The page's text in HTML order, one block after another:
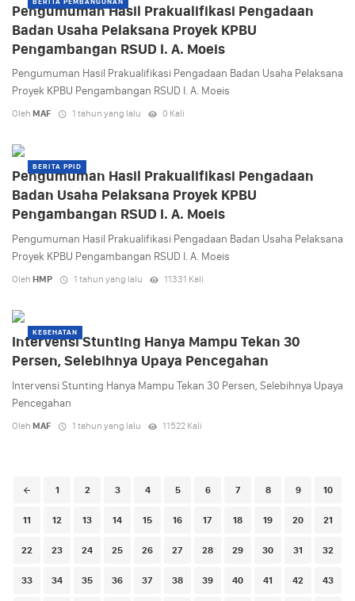
Pengumuman Hasil Prakualifikasi Pengadaan
Badan Usaha Pelaksana Proyek KPBU
Pengambangan RSUD I. A. Moeis
Pengumuman Hasil Prakualifikasi Pengadaan Badan Usaha Pelaksana
Proyek KPBU Pengambangan RSUD I. A. Moeis
Oleh MAF 1 tahun yang lalu 0 Kali
BERITA PPID
Pengumuman Hasil Prakualifikasi Pengadaan
Badan Usaha Pelaksana Proyek KPBU
Pengambangan RSUD I. A. Moeis
Pengumuman Hasil Prakualifikasi Pengadaan Badan Usaha Pelaksana
Proyek KPBU Pengambangan RSUD I. A. Moeis
Oleh HMP 1 tahun yang lalu 11331 Kali
KESEHATAN
Intervensi Stunting Hanya Mampu Tekan 30
Persen, Selebihnya Upaya Pencegahan
Intervensi Stunting Hanya Mampu Tekan 30 Persen, Selebihnya Upaya
Pencegahan
Oleh MAF 1 tahun yang lalu 11522 Kali
Posts
1 2 3 4 5 6 7 8 9 10
11 12 13 14 15 16 17 18 19 20 21
22 23 24 25 26 27 28 29 30 31 32
33 34 35 36 37 38 39 40 41 42 43